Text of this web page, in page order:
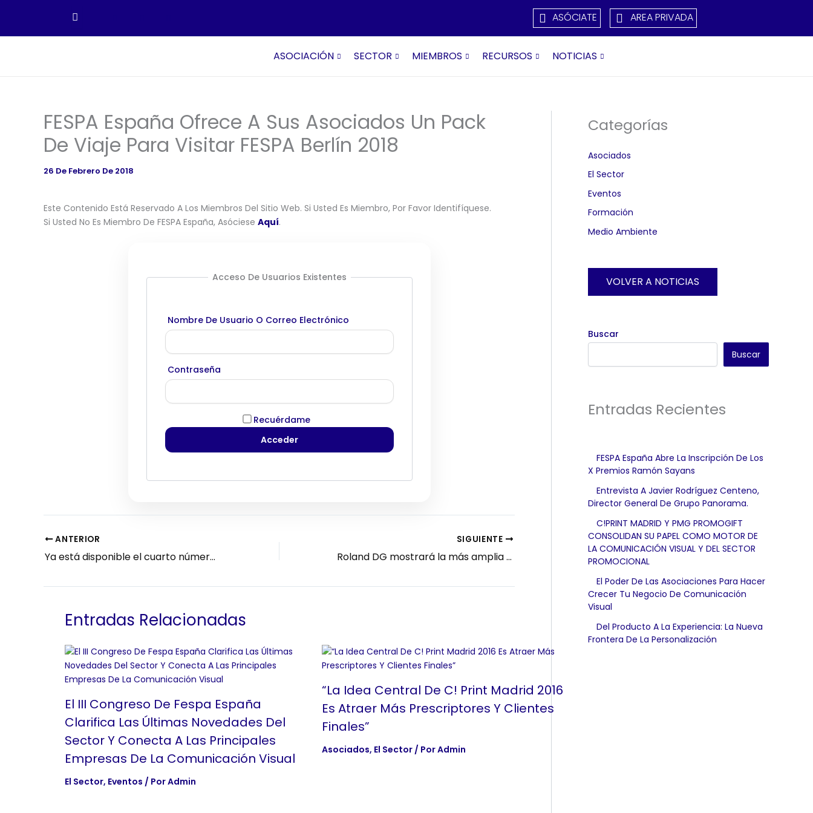
Contenido
ASÓCIATE AREA PRIVADA
ASOCIACIÓN SECTOR MIEMBROS RECURSOS NOTICIAS
FESPA España Ofrece A Sus Asociados Un Pack
De Viaje Para Visitar FESPA Berlín 2018
26 De Febrero De 2018
Este Contenido Está Reservado A Los Miembros Del Sitio Web. Si Usted Es Miembro, Por Favor Identifíquese.
Si Usted No Es Miembro De FESPA España, Asóciese Aquí.
Acceso De Usuarios Existentes
Nombre De Usuario O Correo Electrónico
Contraseña
Recuérdame
ANTERIOR
Ya está disponible el cuarto número de Tinta, la revista de FESPA España
SIGUIENTE
Roland DG mostrará la más amplia gama de equipos de impresión y corte e impresión UV en FESPA 2018
Entradas Relacionadas
El III Congreso De Fespa España
Clarifica Las Últimas Novedades Del
Sector Y Conecta A Las Principales
Empresas De La Comunicación Visual
El Sector, Eventos / PorAdmin
“La Idea Central De C! Print Madrid 2016
Es Atraer Más Prescriptores Y Clientes
Finales”
Asociados, El Sector / PorAdmin
Categorías
Asociados
El Sector
Eventos
Formación
Medio Ambiente
VOLVER A NOTICIAS
Buscar
Buscar
Entradas Recientes
FESPA España Abre La Inscripción De Los
X Premios Ramón Sayans
Entrevista A Javier Rodríguez Centeno,
Director General De Grupo Panorama.
C!PRINT MADRID Y PMG PROMOGIFT
CONSOLIDAN SU PAPEL COMO MOTOR DE
LA COMUNICACIÓN VISUAL Y DEL SECTOR
PROMOCIONAL
El Poder De Las Asociaciones Para Hacer
Crecer Tu Negocio De Comunicación
Visual
Del Producto A La Experiencia: La Nueva
Frontera De La Personalización